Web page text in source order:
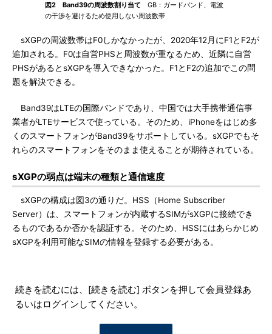
図2 Band39の周波数割り当て GB：ガードバンド、電波
の干渉を避けるため使用しない周波数帯
sXGPの周波数帯はF0しかなかったが、2020年12月にF1とF2が
追加される。F0は自営PHSと周波数が重なるため、近隣に自営
PHSがあるとsXGPを導入できなかった。F1とF2の追加でこの問
題を解決できる。
Band39はLTEの国際バンドであり、中国では大手携帯通信事
業者がLTEサービスで使っている。そのため、iPhoneをはじめ多
くのスマートフォンがBand39をサポートしている。sXGPでもそ
れらのスマートフォンをそのまま使えることが期待されている。
sXGPの弱点は端末の種類と通信速度
sXGPの構成は図3の通りだ。HSS（Home Subscriber
Server）は、スマートフォンが内蔵するSIMがsXGPに接続でき
るものであるか否かを認証する。そのため、HSSにはあらかじめ
sXGPを利用可能なSIMの情報を登録する必要がある。
続きを読むには、[続きを読む] ボタンを押して会員登録あ
るいはログインしてください。